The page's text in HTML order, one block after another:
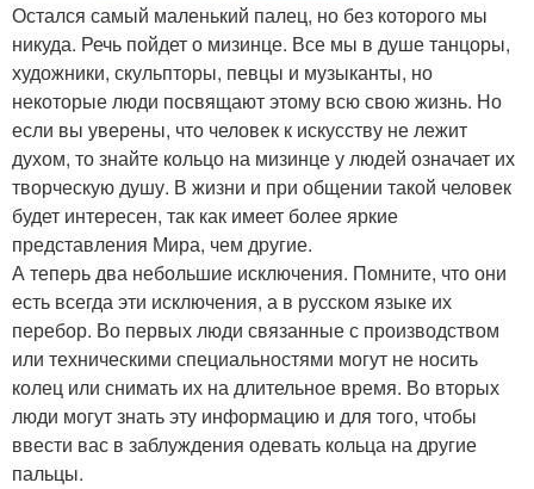
Остался самый маленький палец, но без которого мы
никуда. Речь пойдет о мизинце. Все мы в душе танцоры,
художники, скульпторы, певцы и музыканты, но
некоторые люди посвящают этому всю свою жизнь. Но
если вы уверены, что человек к искусству не лежит
духом, то знайте кольцо на мизинце у людей означает их
творческую душу. В жизни и при общении такой человек
будет интересен, так как имеет более яркие
представления Мира, чем другие.
А теперь два небольшие исключения. Помните, что они
есть всегда эти исключения, а в русском языке их
перебор. Во первых люди связанные с производством
или техническими специальностями могут не носить
колец или снимать их на длительное время. Во вторых
люди могут знать эту информацию и для того, чтобы
ввести вас в заблуждения одевать кольца на другие
пальцы.